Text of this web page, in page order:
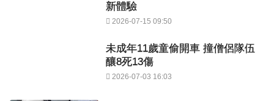
新體驗
2026-07-15 09:50
未成年11歲童偷開車 撞僧侶隊伍
釀8死13傷
2026-07-03 16:03